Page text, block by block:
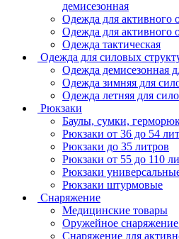
демисезонная
Одежда для активного
Одежда для активного
Одежда тактическая
Одежда для силовых
Одежда демисезонная
Одежда зимняя для
Одежда летняя для
Рюкзаки
Баулы, сумки,
Рюкзаки от 36 до 54
Рюкзаки до 35 литров
Рюкзаки от 55 до 110
Рюкзаки
Рюкзаки штурмовые
Снаряжение
Медицинские товары
Оружейное
Снаряжение для